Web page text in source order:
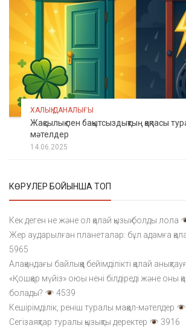
ХАЛЫҚ ДАНАЛЫҒЫ
Жақсылық пен бақытсыздықтың қақпасы
мәтелдер
14.06.2025
КӨРУЛЕР БОЙЫНША ТОП
Кек деген не және ол қалай қызық болды лола
Жер аударылған планеталар: бұл адамға
5965
Алақандағы байлыққа бейімділікті қалай
«Қошқар мүйіз» оюы нені білдіреді және оны
болады?
4539
Кешірімділік, реніш туралы мақал-мәтелдер
Сегізаяқтар туралы қызықты деректер
3916